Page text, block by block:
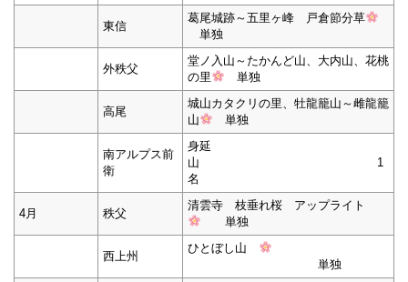
東信
葛尾城跡～五里ヶ峰 戸倉節分草
単独
外秩父
堂ノ入山～たかんど山、大内山、花桃
の里
単独
高尾
城山カタクリの里、牡龍籠山～雌龍籠
山
単独
南アルプス前
衛
身延
山 1
名
4月 秩父
清雲寺 枝垂れ桜 アップライト
単独
西上州
ひとぼし山
単独